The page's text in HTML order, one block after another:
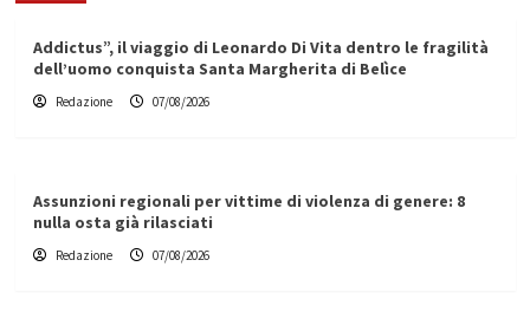
Addictus”, il viaggio di Leonardo Di Vita dentro le fragilità
dell’uomo conquista Santa Margherita di Belìce
Redazione 07/08/2026
Assunzioni regionali per vittime di violenza di genere: 8
nulla osta già rilasciati
Redazione 07/08/2026